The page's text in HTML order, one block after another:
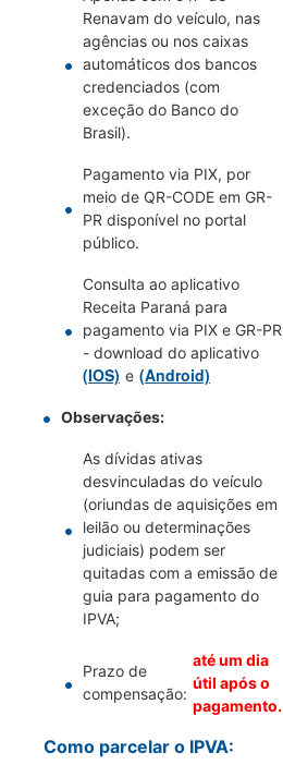
Renavam do veículo, nas
agências ou nos caixas
automáticos dos bancos
credenciados (com
exceção do Banco do
Brasil).
Pagamento via PIX, por
meio de QR-CODE em GR-
PR disponível no portal
público.
Consulta ao aplicativo
Receita Paraná para
pagamento via PIX e GR-PR
- download do aplicativo
(IOS) e (Android)
Observações:
As dívidas ativas
desvinculadas do veículo
(oriundas de aquisições em
leilão ou determinações
judiciais) podem ser
quitadas com a emissão de
guia para pagamento do
IPVA;
Prazo de
compensação:
até um dia
útil após o
pagamento.
Como parcelar o IPVA: